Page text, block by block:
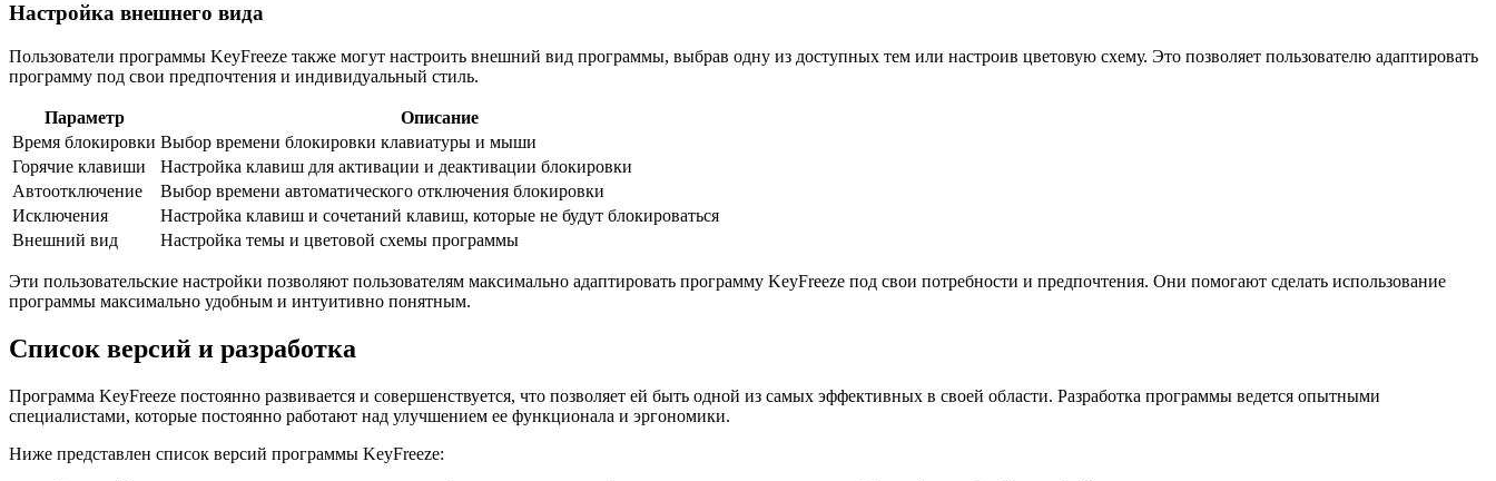
Настройка внешнего вида
Пользователи программы KeyFreeze также могут настроить внешний вид программы, выбрав одну из доступных тем или настроив цветовую схему. Это позволяет пользователю адаптировать
программу под свои предпочтения и индивидуальный стиль.
Параметр
Описание
Время блокировки Выбор времени блокировки клавиатуры и мыши
Горячие клавиши
Настройка клавиш для активации и деактивации блокировки
Автоотключение
Выбор времени автоматического отключения блокировки
Исключения
Настройка клавиш и сочетаний клавиш, которые не будут блокироваться
Внешний вид
Настройка темы и цветовой схемы программы
Эти пользовательские настройки позволяют пользователям максимально адаптировать программу KeyFreeze под свои потребности и предпочтения. Они помогают сделать использование
программы максимально удобным и интуитивно понятным.
Список версий и разработка
Программа KeyFreeze постоянно развивается и совершенствуется, что позволяет ей быть одной из самых эффективных в своей области. Разработка программы ведется опытными
специалистами, которые постоянно работают над улучшением ее функционала и эргономики.
Ниже представлен список версий программы KeyFreeze: